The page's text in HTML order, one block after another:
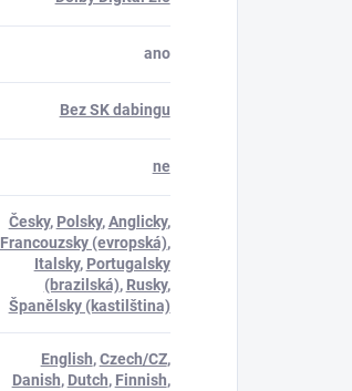
ano
Bez SK dabingu
ne
Česky, Polsky,Anglicky,
Francouzsky (evropská),
Italsky, Portugalsky
(brazilská), Rusky,
Španělsky (kastilština)
English,Czech/CZ,
Danish, Dutch, Finnish,